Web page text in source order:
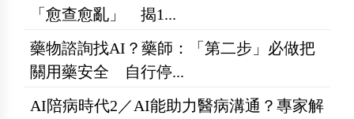
「愈查愈亂」 揭1...
藥物諮詢找AI？藥師：「第二步」必做把
關用藥安全 自行停...
AI陪病時代2／AI能助力醫病溝通？專家解